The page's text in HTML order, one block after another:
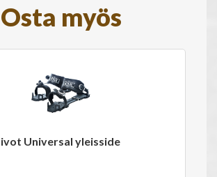
Osta myös
Universal yleisside